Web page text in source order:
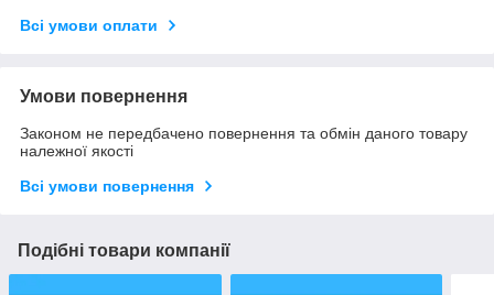
Всі умови оплати
Умови повернення
Законом не передбачено повернення та обмін даного товару
належної якості
Всі умови повернення
Подібні товари компанії